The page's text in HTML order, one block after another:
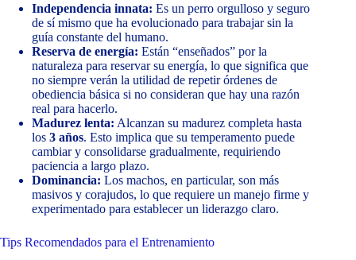
Independencia innata: Es un perro orgulloso y seguro
de sí mismo que ha evolucionado para trabajar sin la
guía constante del humano.
Reserva de energía: Están “enseñados” por la
naturaleza para reservar su energía, lo que significa que
no siempre verán la utilidad de repetir órdenes de
obediencia básica si no consideran que hay una razón
real para hacerlo.
Madurez lenta: Alcanzan su madurez completa hasta
los 3 años. Esto implica que su temperamento puede
cambiar y consolidarse gradualmente, requiriendo
paciencia a largo plazo.
Dominancia: Los machos, en particular, son más
masivos y corajudos, lo que requiere un manejo firme y
experimentado para establecer un liderazgo claro.
Tips Recomendados para el Entrenamiento